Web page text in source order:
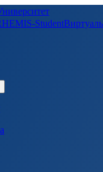
HEMIS-Student